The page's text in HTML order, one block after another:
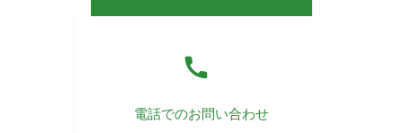
電話でのお問い合わせ